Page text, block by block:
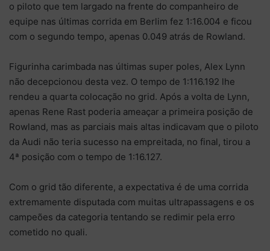
o piloto que tem largado na frente do companheiro de
equipe nas últimas corrida em Berlim fez 1:16.004 e ficou
com o segundo tempo, apenas 0.049 atrás de Rowland.
Figurinha carimbada nas últimas super poles, Alex Lynn
não decepcionou desta vez. O tempo de 1:116.192 lhe
rendeu a quarta colocação no grid. Após a volta de Lynn,
apenas Rene Rast poderia ameaçar a primeira posição de
Rowland, mas as parciais mais altas indicavam que o piloto
da Audi não teria sucesso na empreitada, no final, tirou a
4ª posição com o tempo de 1:16.127.
Com o grid tão diferente, a expectativa é de uma corrida
extremamente disputada com muitas ultrapassagens e os
campeões da categoria tentando se redimir pela erro
cometido no quali.